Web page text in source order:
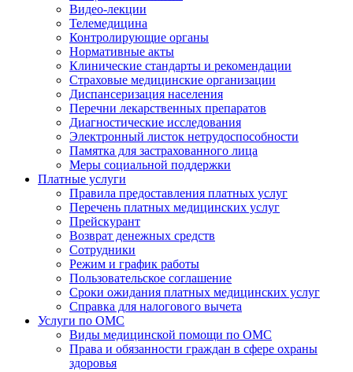
Видео-лекции
Телемедицина
Контролирующие органы
Нормативные акты
Клинические стандарты и рекомендации
Страховые медицинские организации
Диспансеризация населения
Перечни лекарственных препаратов
Диагностические исследования
Электронный листок нетрудоспособности
Памятка для застрахованного лица
Меры социальной поддержки
Платные услуги
Правила предоставления платных услуг
Перечень платных медицинских услуг
Прейскурант
Возврат денежных средств
Сотрудники
Режим и график работы
Пользовательское соглашение
Сроки ожидания платных медицинских услуг
Справка для налогового вычета
Услуги по ОМС
Виды медицинской помощи по ОМС
Права и обязанности граждан в сфере охраны
здоровья